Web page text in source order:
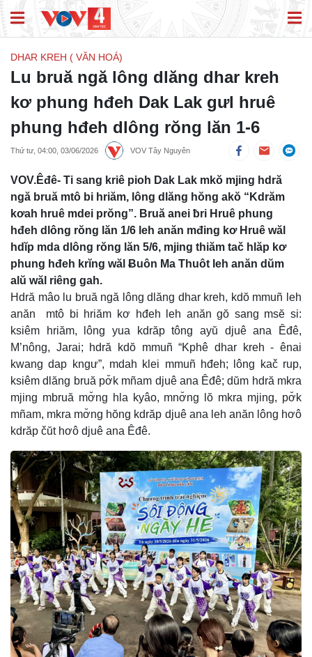
DHAR KREH ( VĂN HOÁ)
Lu bruă ngă lông dlăng dhar kreh
kơ phung hđeh Dak Lak gưl hruê
phung hđeh dlông rŏng lăn 1-6
Thứ tư, 04:00, 03/06/2026 VOV Tây Nguyên
VOV.Êđê- Ti sang kriê pioh Dak Lak mkŏ mjing hdră
ngă bruă mtô bi hriăm, lông dlăng hŏng akŏ “Kdrăm
kơah hruê mdei prŏng”. Bruă anei ƀri Hruê phung
hđeh dlông rŏng lăn 1/6 leh anăn mđing kơ Hruê wăl
hdĭp mda dlông rŏng lăn 5/6, mjing thiăm tač hlăp kơ
phung hđeh krĭng wăl Ƀuôn Ma Thuôt leh anăn dŭm
alŭ wăl riêng gah.
Hdră mâo lu bruă ngă lông dlăng dhar kreh, kdŏ mmuñ leh
anăn mtô bi hriăm kơ hđeh leh anăn gŏ sang msĕ si:
ksiêm hriăm, lông yua kdrăp tông ayŭ djuê ana Êđê,
M’nông, Jarai; hdră kdŏ mmuñ “Kphê dhar kreh - ênai
kwang dap kngư”, mdah klei mmuñ hđeh; lông kač rup,
ksiêm dlăng bruă pơ̆k mñam djuê ana Êđê; dŭm hdră mkra
mjing mbruă mơ̆ng hla kyâo, mnơ̆ng lŏ mkra mjing, pơ̆k
mñam, mkra mơ̆ng hŏng kdrăp djuê ana leh anăn lông hơô
kdrăp čŭt hơô djuê ana Êđê.